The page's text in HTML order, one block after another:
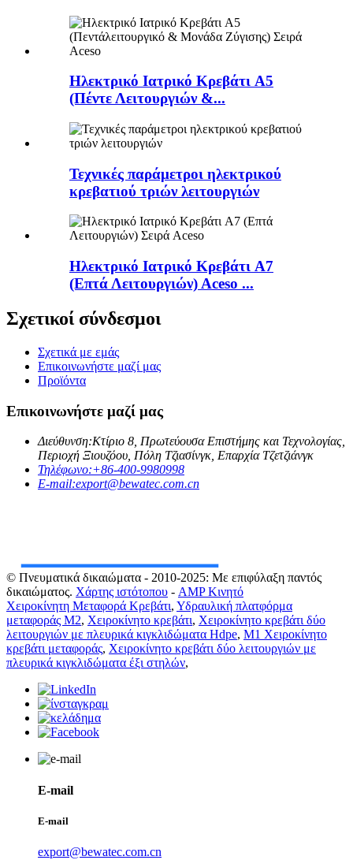
Ηλεκτρικό Ιατρικό Κρεβάτι A5
(Πέντε Λειτουργιών &...
Τεχνικές παράμετροι ηλεκτρικού
κρεβατιού τριών λειτουργιών
Ηλεκτρικό Ιατρικό Κρεβάτι A7
(Επτά Λειτουργιών) Aceso ...
Σχετικοί σύνδεσμοι
Σχετικά με εμάς
Επικοινωνήστε μαζί μας
Προϊόντα
Επικοινωνήστε μαζί μας
Διεύθυνση:Κτίριο 8, Πρωτεύουσα Επιστήμης και Τεχνολογίας,
Περιοχή Ξιουζόου, Πόλη Τζιασίνγκ, Επαρχία Τζετζιάνγκ
Τηλέφωνο:+86-400-9980998
E-mail:export@bewatec.com.cn
© Πνευματικά δικαιώματα - 2010-2025: Με επιφύλαξη παντός
δικαιώματος. Χάρτης ιστότοπου - AMP Κινητό
Χειροκίνητη Μεταφορά Κρεβάτι, Υδραυλική πλατφόρμα
μεταφοράς M2, Χειροκίνητο κρεβάτι, Χειροκίνητο κρεβάτι δύο
λειτουργιών με πλευρικά κιγκλιδώματα Hdpe, M1 Χειροκίνητο
κρεβάτι μεταφοράς, Χειροκίνητο κρεβάτι δύο λειτουργιών με
πλευρικά κιγκλιδώματα έξι στηλών,
E-mail
E-mail
export@bewatec.com.cn